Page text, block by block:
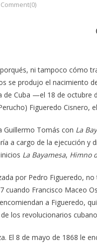
Comment(0)
ni tampoco cómo
se produjo el nacimiento
de Cuba —el 18 de
Figueredo Cisnero,
Guillermo Tomás con La
a cargo de la ejecución y
La Bayamesa, Himno
por Pedro Figueredo,
Francisco Maceo
a Figueredo,
de los revolucionarios
El 8 de mayo de 1868 le